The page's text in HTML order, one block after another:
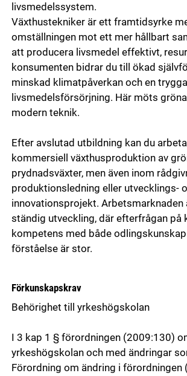
livsmedelssystem.
Växthustekniker är ett framtidsyrke
omställningen mot ett mer hållbart
att producera livsmedel effektivt,
konsumenten bidrar du till ökad
minskad klimatpåverkan och en
livsmedelsförsörjning. Här möts
modern teknik.
Efter avslutad utbildning kan du
kommersiell växthusproduktion av
prydnadsväxter, men även inom
produktionsledning eller utvecklings-
innovationsprojekt. Arbetsmarknaden
ständig utveckling, där efterfrågan på
kompetens med både
förståelse är stor.
Förkunskapskrav
Behörighet till yrkeshögskolan
I 3 kap 1 § förordningen (2009:130)
yrkeshögskolan och med ändringar
Förordning om ändring i förordningen